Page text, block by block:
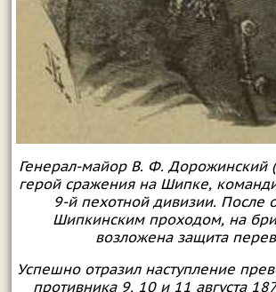
Генерал-майор В. Ф.
герой сражения на Шипке,
9-й пехотной дивизии. После
Шипкинским проходом, на
возложена защита
Успешно отразил наступление
противника 9, 10 и 11 августа